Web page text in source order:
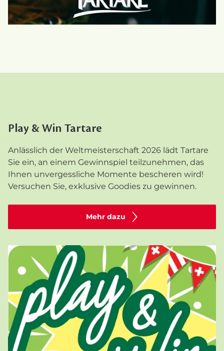
Play & Win Tartare
Anlässlich der Weltmeisterschaft 2026 lädt Tartare
Sie ein, an einem Gewinnspiel teilzunehmen, das
Ihnen unvergessliche Momente bescheren wird!
Versuchen Sie, exklusive Goodies zu gewinnen.
Mehr dazu